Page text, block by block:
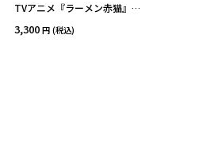
TVアニメ『ラーメン赤猫』刺
3,300 (税込)